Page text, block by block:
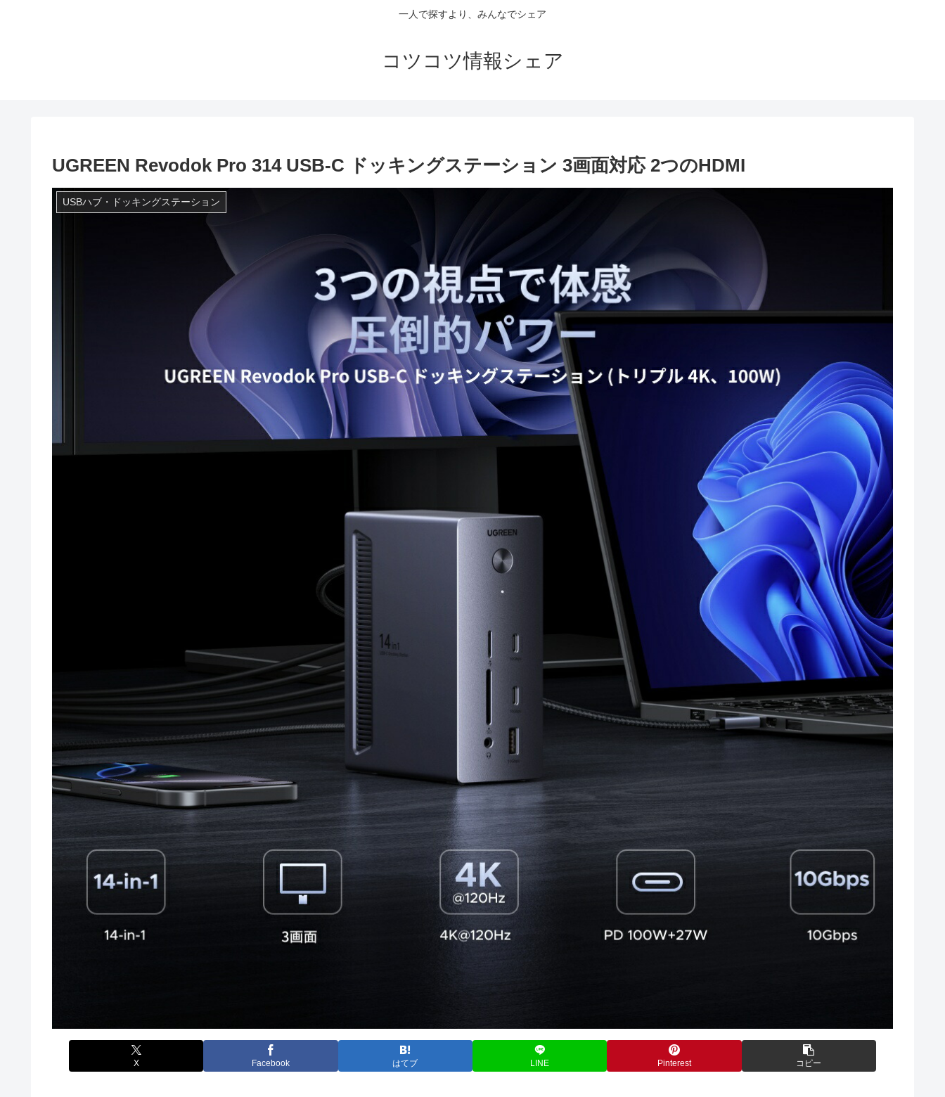
一人で探すより、みんなでシェア
コツコツ情報シェア
UGREEN Revodok Pro 314 USB-C ドッキングステーション 3画面対応 2つのHDMI
USBハブ・ドッキングステーション
X Facebook はてブ LINE Pinterest コピー